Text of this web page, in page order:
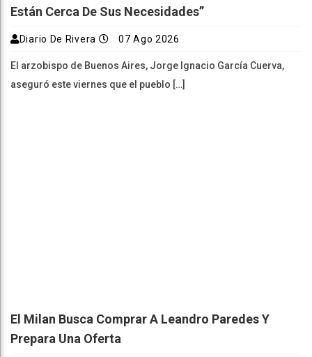
Están Cerca De Sus Necesidades”
Diario De Rivera 07 Ago 2026
El arzobispo de Buenos Aires, Jorge Ignacio García Cuerva,
aseguró este viernes que el pueblo […]
El Milan Busca Comprar A Leandro Paredes Y
Prepara Una Oferta